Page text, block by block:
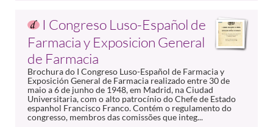
I Congreso Luso-Español de
Farmacia y Exposicion General
de Farmacia
Brochura do I Congreso Luso-Español de Farmacia y
Exposición General de Farmacia realizado entre 30 de
maio a 6 de junho de 1948, em Madrid, na Ciudad
Universitaria, com o alto patrocínio do Chefe de Estado
espanhol Francisco Franco. Contém o regulamento do
congresso, membros das comissões que integ...